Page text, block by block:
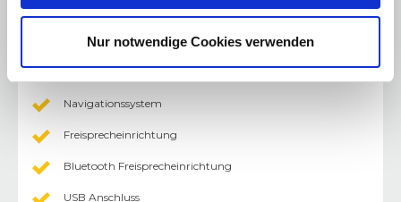
Nur notwendige Cookies verwenden
Licht - LED-Scheinwerfer
Radio/Tuner
Navigationssystem
Freisprecheinrichtung
Bluetooth Freisprecheinrichtung
USB Anschluss